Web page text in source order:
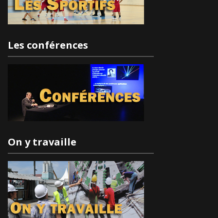
Les conférences
On y travaille